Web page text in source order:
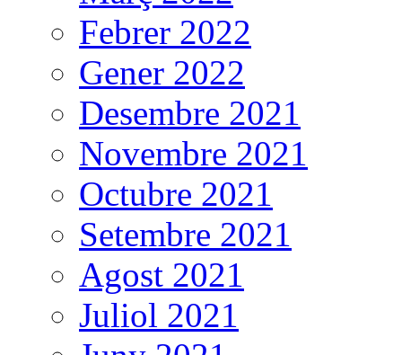
Febrer 2022
Gener 2022
Desembre 2021
Novembre 2021
Octubre 2021
Setembre 2021
Agost 2021
Juliol 2021